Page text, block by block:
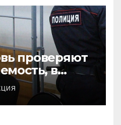
проверяют
в
с
разведкой